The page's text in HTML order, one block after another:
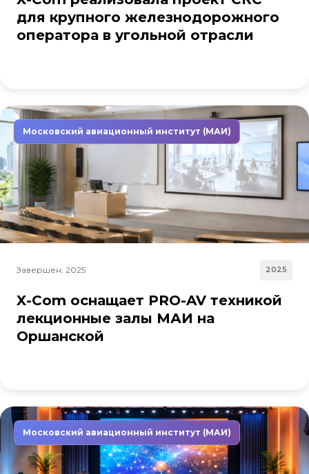
для крупного железнодорожного
оператора в угольной отрасли
Московский авиационный институт (МАИ)
Завершен: 2025 2025
X-Com оснащает PRO-AV техникой
лекционные залы МАИ на
Оршанской
Московский авиационный институт (МАИ)